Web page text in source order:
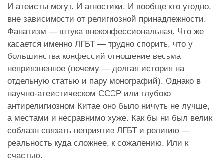
И атеисты могут. И агностики. И вообще кто угодно,
вне зависимости от религиозной принадлежности.
Фанатизм — штука внеконфессиональная. Что же
касается именно ЛГБТ — трудно спорить, что у
большинства конфессий отношение весьма
неприязненное (почему — долгая история на
отдельную статью и пару монографий). Однако в
научно-атеистическом СССР или глубоко
антирелигиозном Китае оно было ничуть не лучше,
а местами и несравнимо хуже. Как бы ни был велик
соблазн связать неприятие ЛГБТ и религию —
реальность куда сложнее, к сожалению. Или к
счастью.